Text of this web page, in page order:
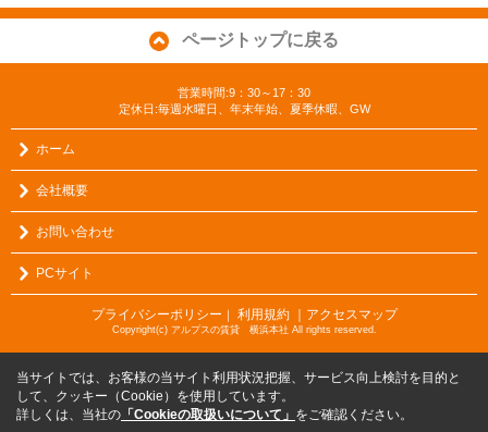
ページトップに戻る
営業時間:9：30～17：30
定休日:毎週水曜日、年末年始、夏季休暇、GW
ホーム
会社概要
お問い合わせ
PCサイト
プライバシーポリシー ｜ 利用規約 ｜アクセスマップ
Copyright(c) アルプスの賃貸 横浜本社 All rights reserved.
当サイトでは、お客様の当サイト利用状況把握、サービス向上検討を目的と
して、クッキー（Cookie）を使用しています。
詳しくは、当社の 「Cookieの取扱いについて」 をご確認ください。